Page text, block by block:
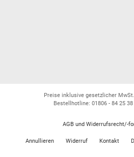
Preise inklusive gesetzlicher
Bestellhotline: 01806 - 84 25 38
AGB und Widerrufsrecht/-
Annullieren Widerruf Kontakt